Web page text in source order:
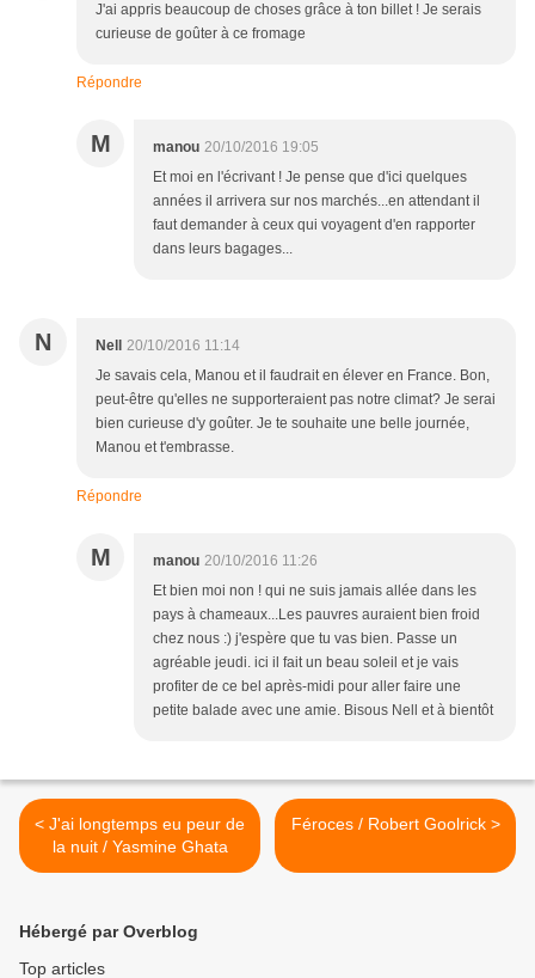
J'ai appris beaucoup de choses grâce à ton billet ! Je serais
curieuse de goûter à ce fromage
Répondre
M manou 20/10/2016 19:05
Et moi en l'écrivant ! Je pense que d'ici quelques
années il arrivera sur nos marchés...en attendant il
faut demander à ceux qui voyagent d'en rapporter
dans leurs bagages...
N Nell
20/10/2016 11:14
Je savais cela, Manou et il faudrait en élever en France. Bon,
peut-être qu'elles ne supporteraient pas notre climat? Je serai
bien curieuse d'y goûter. Je te souhaite une belle journée,
Manou et t'embrasse.
Répondre
M manou 20/10/2016 11:26
Et bien moi non ! qui ne suis jamais allée dans les
pays à chameaux...Les pauvres auraient bien froid
chez nous :) j'espère que tu vas bien. Passe un
agréable jeudi. ici il fait un beau soleil et je vais
profiter de ce bel après-midi pour aller faire une
petite balade avec une amie. Bisous Nell et à bientôt
< J'ai longtemps eu peur de
la nuit / Yasmine Ghata
Féroces / Robert Goolrick >
Hébergé par Overblog
Top articles